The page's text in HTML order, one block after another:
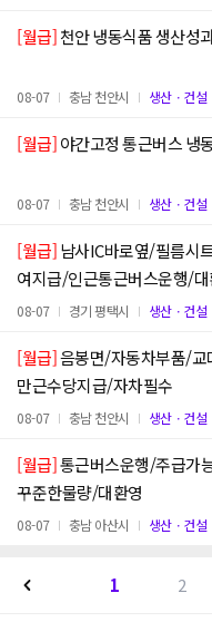
[월급]천안 냉동식품 생산성
08-07 충남 천안시 생산ㆍ건설
[월급]야간고정 통근버스 냉
08-07 충남 천안시 생산ㆍ건설
[월급]
여지급/인근통근버스운행/대
08-07 경기 평택시 생산ㆍ건설
[월급]
만근수당지급/자차필수
08-07 충남 천안시 생산ㆍ건설
[월급]
꾸준한물량/대환영
08-07 충남 아산시 생산ㆍ건설
1 2